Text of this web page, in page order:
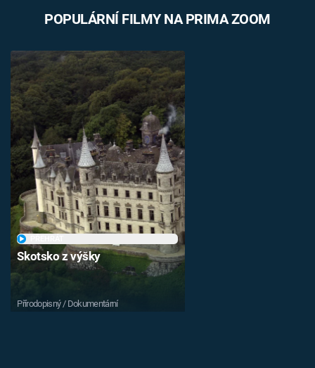
POPULÁRNÍ FILMY NA PRIMA ZOOM
Skotsko z výšky
Přírodopisný / Dokumentární